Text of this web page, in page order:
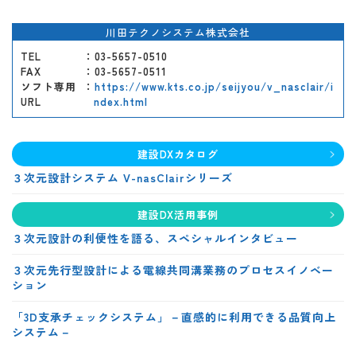
川田テクノシステム株式会社
TEL
：03-5657-0510
FAX
：03-5657-0511
ソフト専用
URL
： https://www.kts.co.jp/seijyou/v_nasclair/i
ndex.html
建設DXカタログ
３次元設計システム V-nasClairシリーズ
建設DX活用事例
３次元設計の利便性を語る、スペシャルインタビュー
３次元先行型設計による電線共同溝業務のプロセスイノベー
ション
「3D支承チェックシステム」－直感的に利用できる品質向上
システム－